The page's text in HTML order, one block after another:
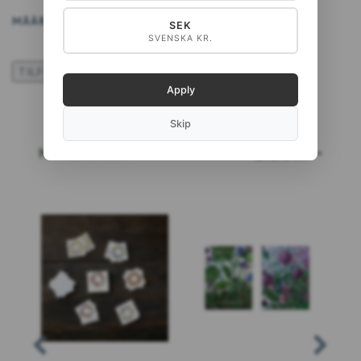
MÄÄRÄ
TILFØJ TIL ØNSKESKYEN
MYYDYIMMÄT
SEK
SVENSKA KR.
Apply
Skip